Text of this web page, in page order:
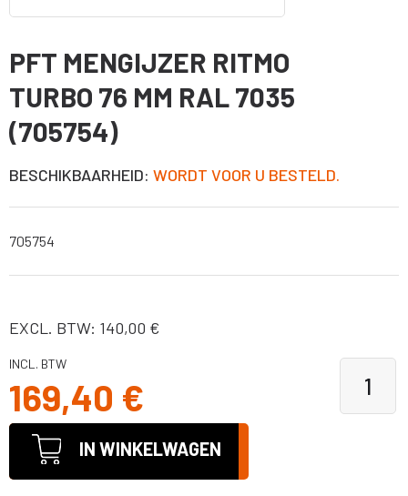
PFT MENGIJZER RITMO
TURBO 76 MM RAL 7035
(705754)
BESCHIKBAARHEID: WORDT VOOR U BESTELD.
705754
EXCL. BTW: 140,00 €
INCL. BTW
169,40 €
IN WINKELWAGEN